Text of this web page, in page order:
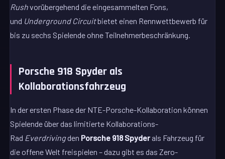
Rushvorübergehend die eingesammelten Fons,
und Underground Circuitbietet einen Rennwettbewerb für
bis zu sechs Spielende ohne Teilnehmerbeschränkung.
Porsche 918 Spyder als
Kollaborationsfahrzeug
In der ersten Phase der NTE-Porsche-Kollaboration können
Spielende über das limitierte Kollaborations-
Rad Everdrivingden Porsche 918 Spyderals Fahrzeug für
die offene Welt freispielen – dazu gibt es das Zero-